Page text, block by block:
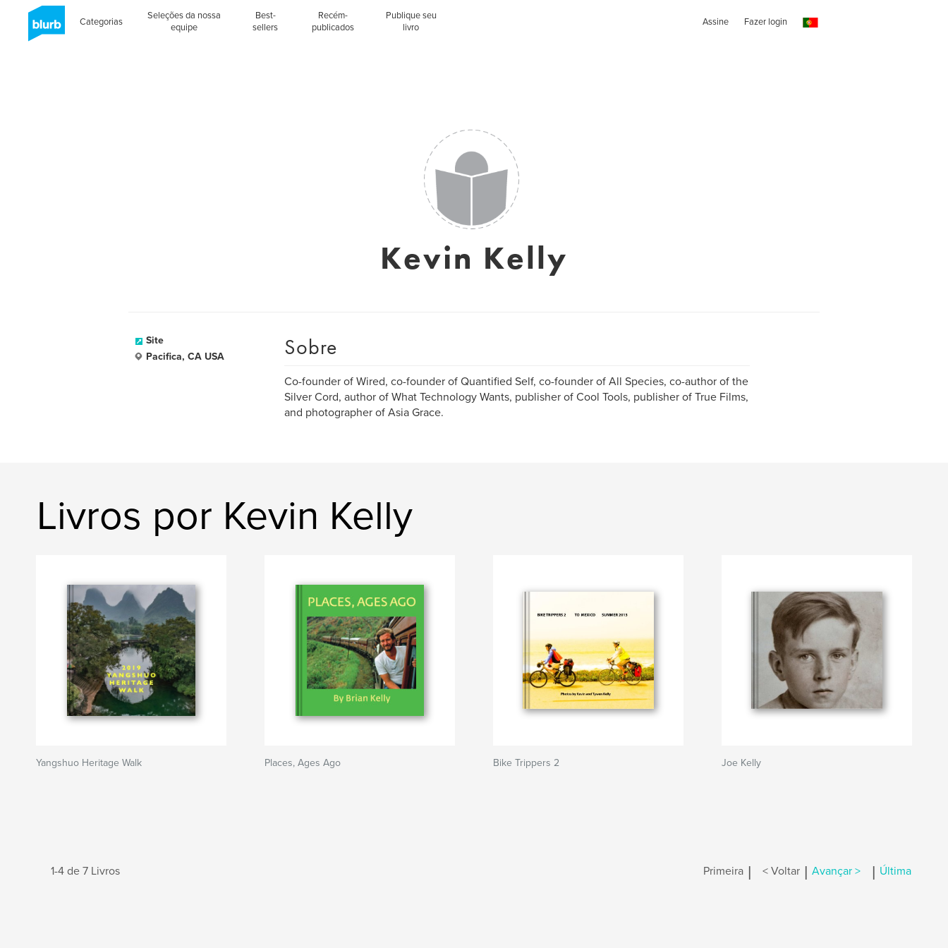
Categorias
Seleções da nossa
equipe
Best-
sellers
Recém-
publicados
Publique seu
livro
Assine Fazer login
Kevin Kelly
Site
Pacifica, CA USA
Sobre
Co-founder of Wired, co-founder of Quantified Self, co-founder of All Species, co-author of the
Silver Cord, author of What Technology Wants, publisher of Cool Tools, publisher of True Films,
and photographer of Asia Grace.
Livros por Kevin Kelly
Yangshuo Heritage Walk Places, Ages Ago Bike Trippers 2 Joe Kelly
1-4 de 7 Livros Primeira | < Voltar | Avançar > | Última